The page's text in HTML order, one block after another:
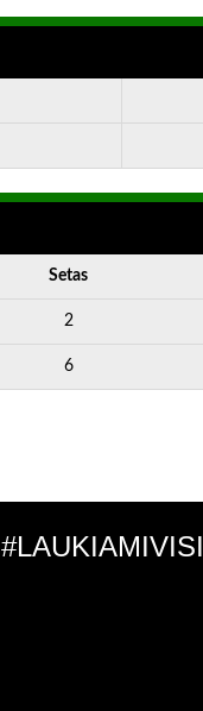
Setas
2
6
#LAUKIAMIVISI